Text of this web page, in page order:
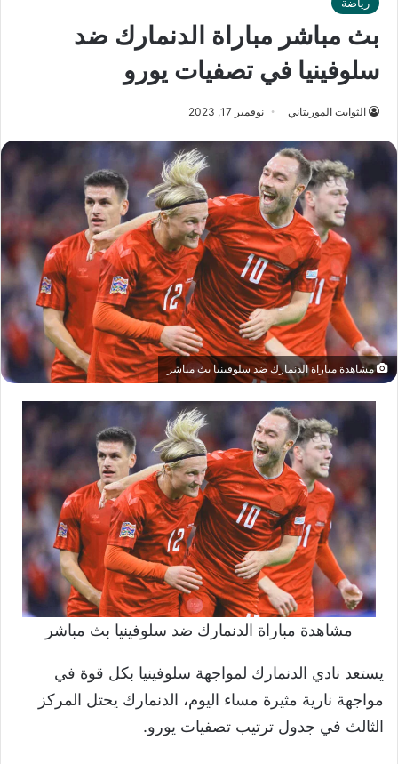
بث مباشر مباراة الدنمارك ضد
سلوفينيا في تصفيات يورو
الثوابت الموريتاني نوفمبر 17, 2023
مشاهدة مباراة الدنمارك ضد سلوفينيا بث مباشر
مشاهدة مباراة الدنمارك ضد سلوفينيا بث مباشر
يستعد نادي الدنمارك لمواجهة سلوفينيا بكل قوة في
مواجهة نارية مثيرة مساء اليوم، الدنمارك يحتل المركز
الثالث في جدول ترتيب تصفيات يورو.